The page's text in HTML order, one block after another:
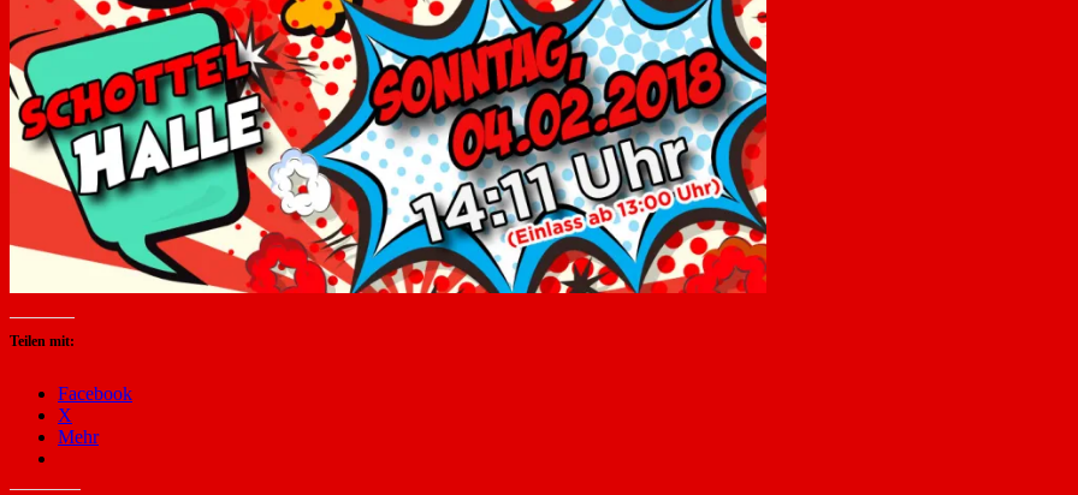
Teilen mit:
Facebook
X
Mehr